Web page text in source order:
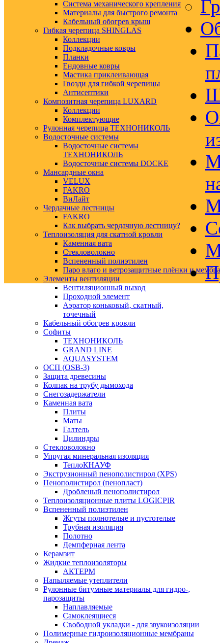
Система механического крепления
Материалы для быстрого ремонта
Кабельный обогрев крыш
Гибкая черепица SHINGLAS
Коллекции
Подкладочные ковры
Планки
Ендовные ковры
Мастика приклеивающая
Гвозди для гибкой черепицы
Антисептики
Композитная черепица LUXARD
Коллекции
Комплектующие
Рулонная черепица ТЕХНОНИКОЛЬ
Водосточные системы
Водосточные системы
ТЕХНОНИКОЛЬ
Водосточные системы DOCKE
Мансардные окна
VELUX
FAKRO
ВиЛайт
Чердачные лестницы
FAKRO
Как выбрать чердачную лестницу?
Теплоизоляция для скатной кровли
Каменная вата
Стекловолокно
Вспененный полиэтилен
Паро влаго и ветрозащитные плёнки и
Элементы вентиляции
Вентиляционный выход
Проходной элемент
Аэратор коньковый, скатный,
точечный
Кабельный обогрев кровли
Софиты
ТЕХНОНИКОЛЬ
GRAND LINE
AQUASYSTEM
ОСП (OSB-3)
Защита древесины
Колпак на трубу дымохода
Снегозадержатели
Каменная вата
Плиты
Маты
Галтель
Цилиндры
Стекловолокно
Упругая минеральная изоляция
ТеплоКНАУФ
Экструзионный пенополистирол (XPS)
Пенополистирол (пенопласт)
Дробленый пенополистирол
Теплоизоляционные плиты LOGICPIR
Вспененный полиэтилен
Жгуты полнотелые и пустотелые
Трубная изоляция
Полотно
Демпферная лента
Керамзит
Жидкие теплоизоляторы
АКТЕРМ
Напыляемые утеплители
Рулонные битумные материалы для гидро-,
парозащиты
Наплавляемые
Самоклеящиеся
Свободной укладки - для звукоизоляции
Полимерные гидроизоляционные мембраны